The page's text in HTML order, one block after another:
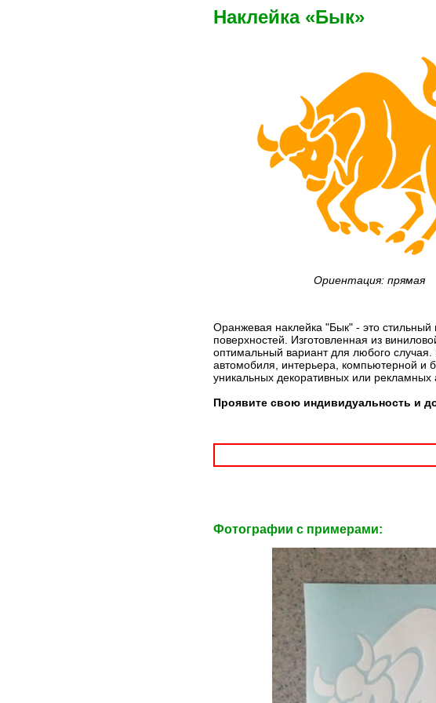
Наклейка «Бык»
Ориентация: прямая
Оранжевая наклейка "Бык" - это
поверхностей. Изготовленная из
оптимальный вариант для любого
автомобиля, интерьера, компьютерной и
уникальных декоративных или рекламных
Проявите свою индивидуальность и
Фотографии c примерами: